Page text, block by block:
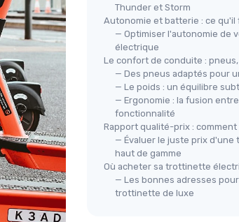
Thunder et Storm
Autonomie et batterie : ce qu'il
— Optimiser l'autonomie de
électrique
Le confort de conduite :
— Des pneus adaptés pour
— Le poids : un équilibre
— Ergonomie : la fusion
fonctionnalité
Rapport qualité-prix :
— Évaluer le juste prix
haut de gamme
Où acheter sa trottinette
— Les bonnes adresses
trottinette de luxe